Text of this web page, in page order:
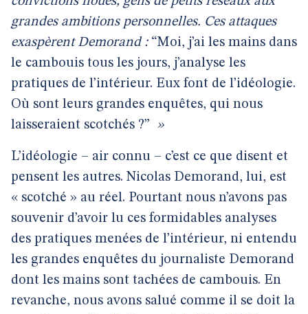
grandes ambitions personnelles. Ces attaques
exaspèrent Demorand :“Moi, j’ai les mains dans
le cambouis tous les jours, j’analyse les
pratiques de l’intérieur. Eux font de l’idéologie.
Où sont leurs grandes enquêtes, qui nous
laisseraient scotchés ?” »
L’idéologie – air connu – c’est ce que disent et
pensent les autres. Nicolas Demorand, lui, est
« scotché » au réel. Pourtant nous n’avons pas
souvenir d’avoir lu ces formidables analyses
des pratiques menées de l’intérieur, ni entendu
les grandes enquêtes du journaliste Demorand
dont les mains sont tachées de cambouis. En
revanche, nous avons salué comme il se doit la